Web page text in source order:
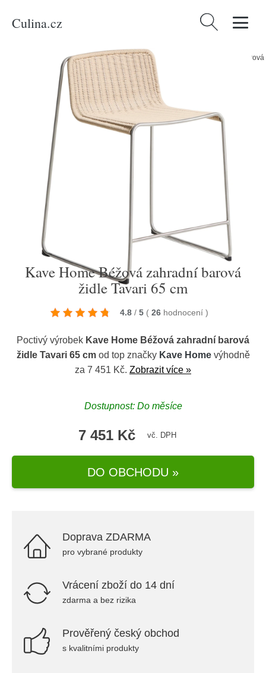
Culina.cz Vyhledávání
Produkty/Bydlení a doplňky/Kave Home Béžová zahradní barová
židle Tavari 65 cm
Kave Home Béžová zahradní barová
židle Tavari 65 cm
4.8 / 5 ( 26 hodnocení )
Poctivý výrobek Kave Home Béžová zahradní barová
židle Tavari 65 cmod top značky Kave Homevýhodně
za 7 451 Kč. Zobrazit více »
Dostupnost: Do měsíce
7 451 Kč vč. DPH
DO OBCHODU »
Doprava ZDARMA
pro vybrané produkty
Vrácení zboží do 14 dní
zdarma a bez rizika
Prověřený český obchod
s kvalitními produkty